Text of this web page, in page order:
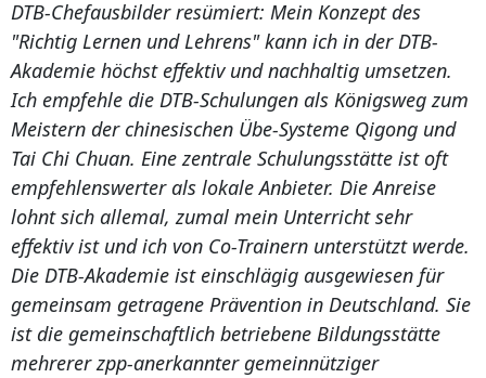
DTB-Chefausbilder resümiert: Mein Konzept des
"Richtig Lernen und Lehrens" kann ich in der DTB-
Akademie höchst effektiv und nachhaltig umsetzen.
Ich empfehle die DTB-Schulungen als Königsweg zum
Meistern der chinesischen Übe-Systeme Qigong und
Tai Chi Chuan. Eine zentrale Schulungsstätte ist oft
empfehlenswerter als lokale Anbieter. Die Anreise
lohnt sich allemal, zumal mein Unterricht sehr
effektiv ist und ich von Co-Trainern unterstützt werde.
Die DTB-Akademie ist einschlägig ausgewiesen für
gemeinsam getragene Prävention in Deutschland. Sie
ist die gemeinschaftlich betriebene Bildungsstätte
mehrerer zpp-anerkannter gemeinnütziger